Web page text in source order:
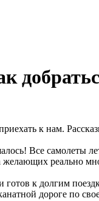
к нам.
Все самолеты
желающих реально
к долгим
дороге по